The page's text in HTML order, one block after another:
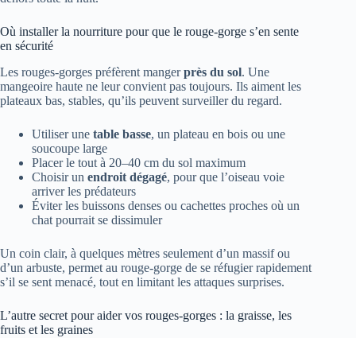
Où installer la nourriture pour que le rouge-gorge s’en sente
en sécurité
Les rouges-gorges préfèrent mangerprès du sol. Une
mangeoire haute ne leur convient pas toujours. Ils aiment les
plateaux bas, stables, qu’ils peuvent surveiller du regard.
Utiliser une table basse, un plateau en bois ou une
soucoupe large
Placer le tout à 20–40 cm du sol maximum
Choisir un endroit dégagé, pour que l’oiseau voie
arriver les prédateurs
Éviter les buissons denses ou cachettes proches où un
chat pourrait se dissimuler
Un coin clair, à quelques mètres seulement d’un massif ou
d’un arbuste, permet au rouge-gorge de se réfugier rapidement
s’il se sent menacé, tout en limitant les attaques surprises.
L’autre secret pour aider vos rouges-gorges : la graisse, les
fruits et les graines